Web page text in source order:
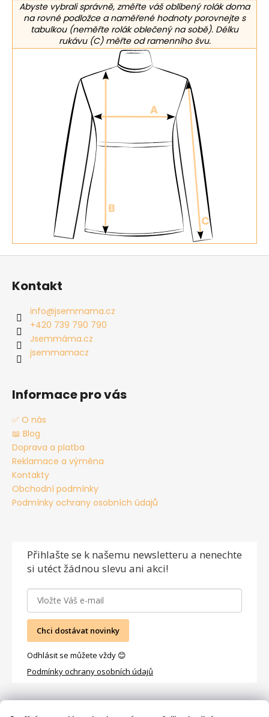
Abyste vybrali správně, změřte váš oblíbený rolák doma
na rovné podložce a naměřené hodnoty porovnejte s
tabulkou (neměřte rolák oblečený na sobě). Délku
rukávu (C) měřte od ramenního švu.
Kontakt
info@jsemmama.cz
+420 739 790 790
Jsemmáma.cz
jsemmamacz
Informace pro vás
✅ O nás
📖 Blog
Doprava a platba
Reklamace a výměna
Kontakty
Obchodní podmínky
Podmínky ochrany osobních údajů
Přihlašte se k našemu newsletteru a nenechte
si utéct žádnou slevu ani akci!
Chci dostávat novinky
Odhlásit se můžete vždy 😊
Podmínky ochrany osobních údajů
Facebook